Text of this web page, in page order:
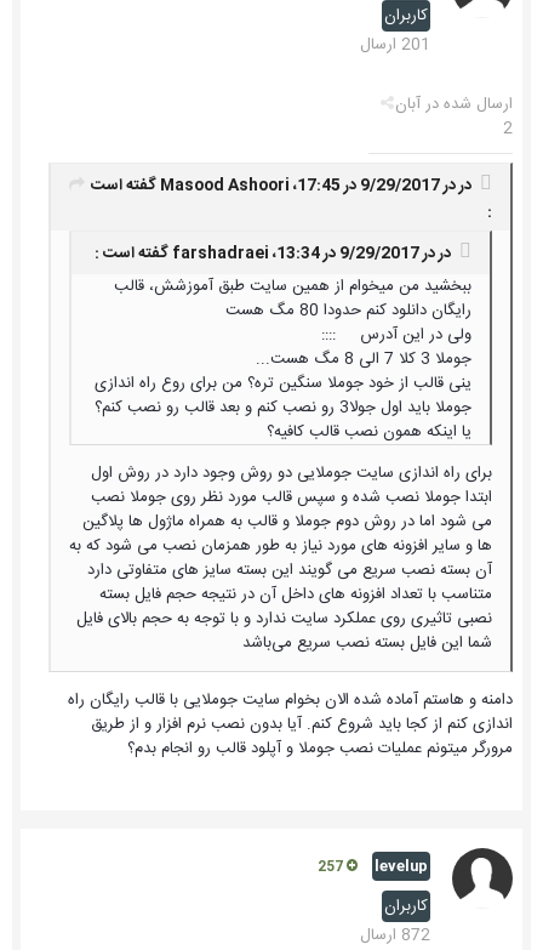
کاربران
201 ارسال
ارسال شده درآبان
2
در در 9/29/2017 در 17:45، Masood Ashooriگفته است
:
در در 9/29/2017 در 13:34،
farshadraeiگفته است :
ببخشید من میخوام از همین سایت طبق آموزشش، قالب
رایگان دانلود کنم حدودا 80 مگ هست
ولی در این آدرس ::::
جوملا 3 کلا 7 الی 8 مگ هست...
ینی قالب از خود جوملا سنگین تره؟ من برای روع راه اندازی
جوملا باید اول جولا3 رو نصب کنم و بعد قالب رو نصب کنم؟
یا اینکه همون نصب قالب کافیه؟
برای راه اندازی سایت جوملایی دو روش وجود دارد در روش اول
ابتدا جوملا نصب شده و سپس قالب مورد نظر روی جوملا نصب
می شود اما در روش دوم جوملا و قالب به همراه ماژول ها پلاگین
ها و سایر افزونه های مورد نیاز به طور همزمان نصب می شود که به
آن بسته نصب سریع می گویند این بسته سایز های متفاوتی دارد
متناسب با تعداد افزونه های داخل آن در نتیجه حجم فایل بسته
نصبی تاثیری روی عملکرد سایت ندارد و با توجه به حجم بالای فایل
شما این فایل بسته نصب سریع می‌باشد
دامنه و هاستم آماده شده الان بخوام سایت جوملایی با قالب رایگان راه
اندازی کنم از کجا باید شروع کنم. آیا بدون نصب نرم افزار و از طریق
مرورگر میتونم عملیات نصب جوملا و آپلود قالب رو انجام بدم؟
levelup
کاربران
872 ارسال